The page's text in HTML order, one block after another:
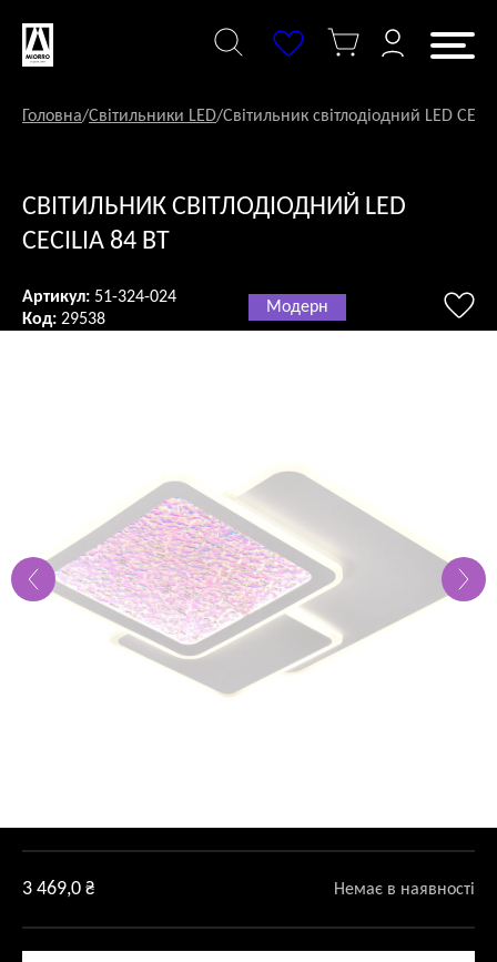
змісту
Головна/Світильники LED/Світильник світлодіодний LED
СВІТИЛЬНИК СВІТЛОДІОДНИЙ LED
CECILIA 84 ВТ
Артикул: 51-324-024
Код: 29538
Модерн
3 469,0 ₴ Немає в наявності